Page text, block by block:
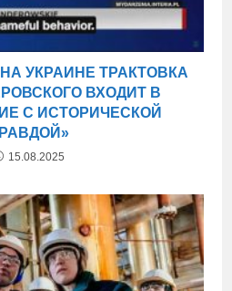
УКРАИНЕ ТРАКТОВКА
ВХОДИТ В
С ИСТОРИЧЕСКОЙ
15.08.2025